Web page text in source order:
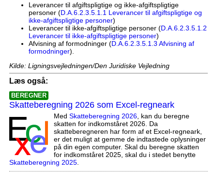
Leverancer til afgiftspligtige og ikke-afgiftspligtige
personer (D.A.6.2.3.5.1.1 Leverancer til afgiftspligtige og
ikke-afgiftspligtige personer)
Leverancer til ikke-afgiftspligtige personer (D.A.6.2.3.5.1.2
Leverancer til ikke-afgiftspligtige personer)
Afvisning af formodninger (D.A.6.2.3.5.1.3 Afvisning af
formodninger).
Kilde: Ligningsvejledningen/Den Juridiske Vejledning
Læs også:
BEREGNER
Skatteberegning 2026 som Excel-regneark
Med Skatteberegning 2026, kan du beregne
skatten for indkomståret 2026. Da
skatteberegneren har form af et Excel-regneark,
er det muligt at gemme de indtastede oplysninger
på din egen computer. Skal du beregne skatten
for indkomståret 2025, skal du i stedet benytte
Skatteberegning 2025.